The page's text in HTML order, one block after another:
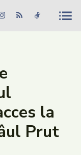
Căutare
la
Prut